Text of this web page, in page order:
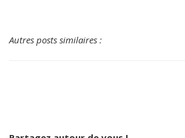
Autres posts similaires :